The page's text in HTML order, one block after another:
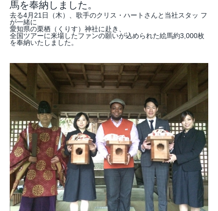
馬を奉納しました。
去る4月21日（木）、歌手のクリス・ハートさんと当社スタッ フ
が一緒に
愛知県の栗栖（くりす）神社に赴き、
全国ツアーに来場したファンの願いが込められた絵馬約3,000枚
を奉納いたしました。